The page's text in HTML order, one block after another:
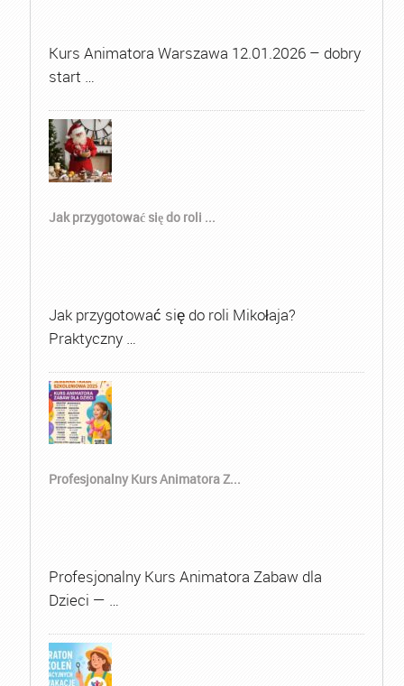
Kurs Animatora Warszawa 12.01.2026 – dobry
start …
Jak przygotować się do roli ...
Jak przygotować się do roli Mikołaja?
Praktyczny …
Profesjonalny Kurs Animatora Z...
Profesjonalny Kurs Animatora Zabaw dla
Dzieci — …